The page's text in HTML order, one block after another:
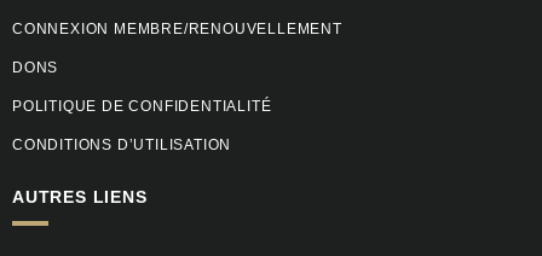
CONNEXION MEMBRE/RENOUVELLEMENT
DONS
POLITIQUE DE CONFIDENTIALITÉ
CONDITIONS D’UTILISATION
AUTRES LIENS